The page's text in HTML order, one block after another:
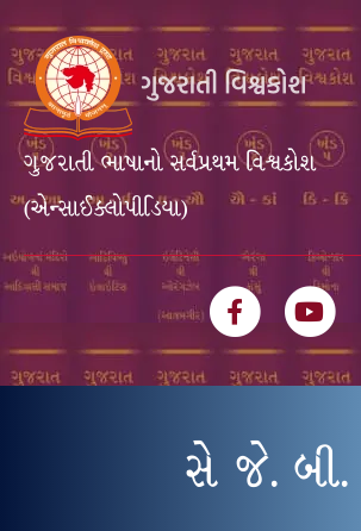
ગુજરાતી ભાષાનો સર્વપ્રથમ વિશ્વકોશ
(એન્સાઈક્લોપીડિયા)
Facebook
સે જે. બી.